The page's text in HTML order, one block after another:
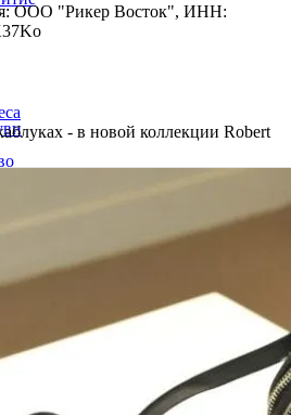
ООО "Рикер Восток", ИНН:
- в новой коллекции Robert